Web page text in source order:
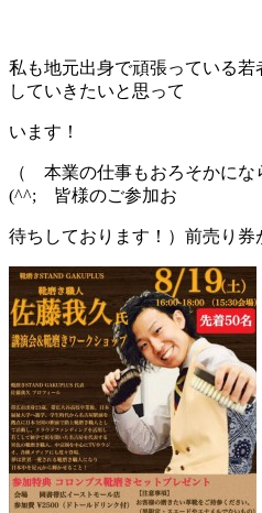
私も地元出身で頑張っている
していきたいと思って
います！
（ 本業の仕事もおろそかに
(^^; 皆様のご参加お
待ちしております！）前売り券